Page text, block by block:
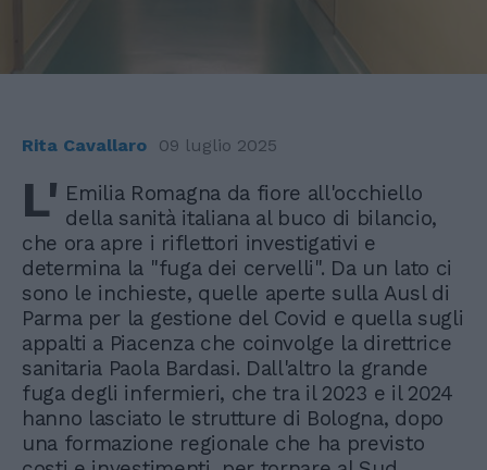
Rita Cavallaro 09 luglio 2025
L' Emilia Romagna da fiore all'occhiello
della sanità italiana al buco di bilancio,
che ora apre i riflettori investigativi e
determina la "fuga dei cervelli". Da un lato ci
sono le inchieste, quelle aperte sulla Ausl di
Parma per la gestione del Covid e quella sugli
appalti a Piacenza che coinvolge la direttrice
sanitaria Paola Bardasi. Dall'altro la grande
fuga degli infermieri, che tra il 2023 e il 2024
hanno lasciato le strutture di Bologna, dopo
una formazione regionale che ha previsto